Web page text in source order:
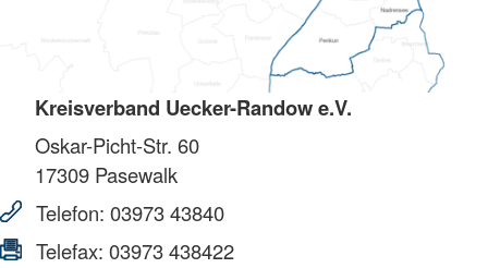
Kreisverband Uecker-Randow e.V.
Oskar-Picht-Str. 60
17309 Pasewalk
Telefon: 03973 43840
Telefax: 03973 438422